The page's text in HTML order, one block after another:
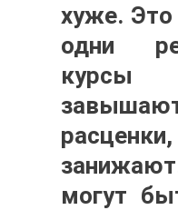
хуже.
одни
курсы
могут